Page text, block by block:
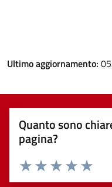
Ultimo aggiornamento:
Quanto sono
pagina?
Valuta
Valuta 4
Valuta 3 stelle
Valuta 2 stelle su 5
Valuta 1 stelle su 5